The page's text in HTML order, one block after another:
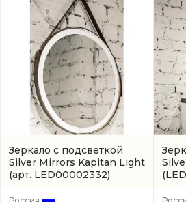
Зеркало с подсветкой
Silver Mirrors Kapitan Light
(арт. LED00002332)